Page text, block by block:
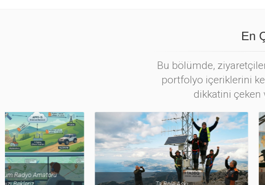
En
Bu bölümde,
portfolyo içeriklerini
dikkatini çeken